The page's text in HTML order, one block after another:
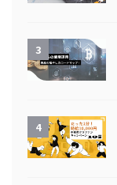
3
4